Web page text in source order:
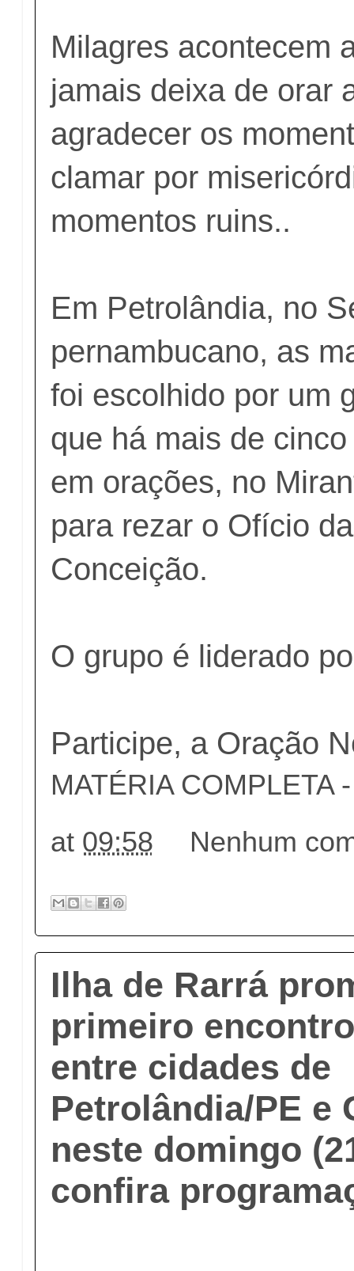
Milagres acontecem
jamais deixa de orar
agradecer os
clamar por
momentos ruins..
Em Petrolândia, no
pernambucano, as
foi escolhido por um
que há mais de
em orações, no
para rezar o Ofício
Conceição.
O grupo é liderado
Participe, a Oração
MATÉRIA COMPLETA
at 09:58 Nenhum
Ilha de Rarrá
primeiro
entre cidades de
Petrolândia/PE e
neste domingo
confira